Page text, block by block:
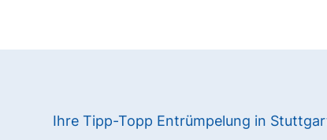
Ihre Tipp-Topp Entrümpelung in